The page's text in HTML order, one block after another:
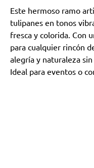
Este hermoso ramo
tulipanes en tonos
fresca y colorida. Con
para cualquier rincón
alegría y naturaleza
Ideal para eventos o